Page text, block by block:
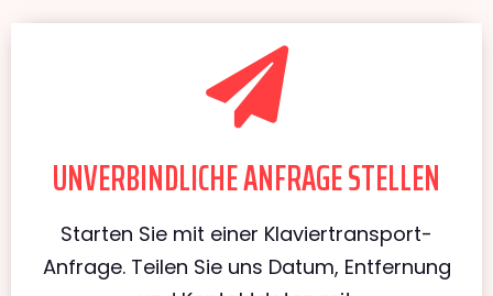
UNVERBINDLICHE ANFRAGE STELLEN
Starten Sie mit einer Klaviertransport-
Anfrage. Teilen Sie uns Datum, Entfernung